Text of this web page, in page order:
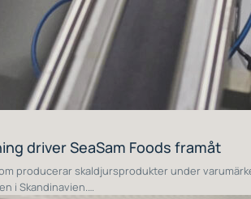
driver SeaSam Foods framåt
producerar skaldjursprodukter under
i Skandinavien.…